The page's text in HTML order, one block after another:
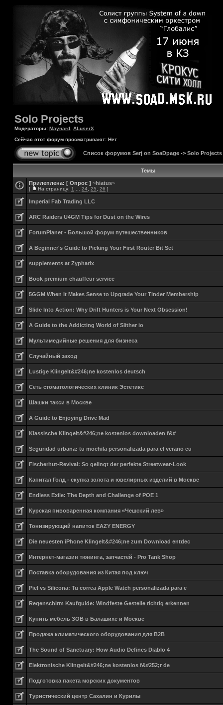
Solo Projects
Модераторы: Maynard ALuserX
Сейчас этот форум просматривают: Нет
Список форумов Serj on SoaDpage -> Solo Projects
Темы
Прилеплена: [ Опрос ] ~hiatus~
[ На страницу: 1 24 25 26 ]
Imperial Fab Trading LLC
ARC Raiders U4GM Tips for Dust on the Wires
ForumPlanet - Большой форум путешественников
A Beginner's Guide to Picking Your First Router Bit Set
supplements at Zypharix
Book premium chauffeur service
5GGM When It Makes Sense to Upgrade Your Tinder Membership
Slide Into Action: Why Drift Hunters is Your Next Obsession!
A Guide to the Addicting World of Slither io
Мультимедийные решения для бизнеса
Случайный заход
Lustige Klingelt&#246;ne kostenlos deutsch
Сеть стоматологических клиник Эстетикс
Шашки такси в Москве
A Guide to Enjoying Drive Mad
Klassische Klingelt&#246;ne kostenlos downloaden f&#
Seguridad urbana: tu mochila personalizada para el verano eu
Fischerhut-Revival: So gelingt der perfekte Streetwear-Look
Капитал Голд - скупка золота и ювелирных изделий в Москве
Endless Exile: The Depth and Challenge of POE 1
Курская пивоваренная компания «Чешский лев»
Тонизирующий напиток EAZY ENERGY
Die neuesten iPhone Klingelt&#246;ne zum Download entdec
Интернет-магазин тюнинга, запчастей - Pro Tank Shop
Поставка оборудования из Китая под ключ
Piel vs Silicona: Tu correa Apple Watch personalizada para e
Regenschirm Kaufguide: Windfeste Gestelle richtig erkennen
Купить мебель ЗОВ в Балашихе и Москве
Продажа климатического оборудования для B2B
The Sound of Sanctuary: How Audio Defines Diablo 4
Elektronische Klingelt&#246;ne kostenlos f&#252;r de
Подготовка пакета морских документов
Туристический центр Сахалин и Курилы